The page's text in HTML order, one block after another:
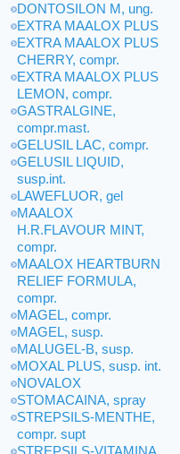
DONTOSILON M, ung.
EXTRA MAALOX PLUS
EXTRA MAALOX PLUS
CHERRY, compr.
EXTRA MAALOX PLUS
LEMON, compr.
GASTRALGINE,
compr.mast.
GELUSIL LAC, compr.
GELUSIL LIQUID,
susp.int.
LAWEFLUOR, gel
MAALOX
H.R.FLAVOUR MINT,
compr.
MAALOX HEARTBURN
RELIEF FORMULA,
compr.
MAGEL, compr.
MAGEL, susp.
MALUGEL-B, susp.
MOXAL PLUS, susp. int.
NOVALOX
STOMACAINA, spray
STREPSILS-MENTHE,
compr. supt
STREPSILS-VITAMINA